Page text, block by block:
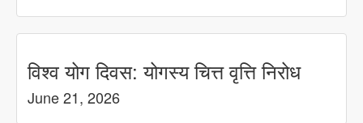
विश्व योग दिवस: योगस्य चित्त वृत्ति निरोध
June 21, 2026